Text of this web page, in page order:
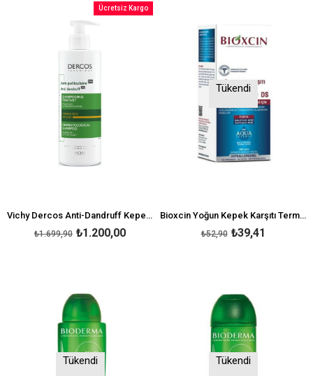
Vichy Dercos Anti-Dandruff Kepeğe Karşı Şampuan 390ml- Kuru Saçlar için
₺1.200,00
₺1.699,90
İndirim
Ücretsiz Kargo
Tükendi
Bioxcin Yoğun Kepek Karşıtı Termal Şampuan 200 ml
₺39,41
₺52,90
Tükendi Tükendi